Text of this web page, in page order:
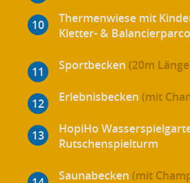
Thermenwiese mit
Kletter- &
Sportbecken (20m
Erlebnisbecken (mit
HopiHo
Rutschenspielturm
Saunabecken (mit